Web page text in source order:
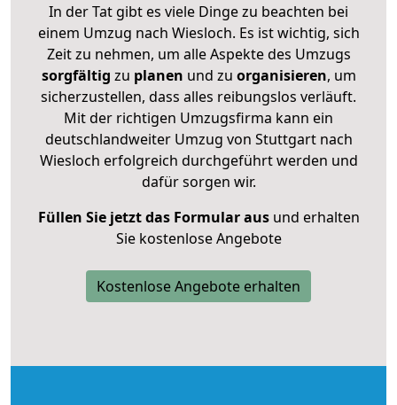
In der Tat gibt es viele Dinge zu beachten bei
einem Umzug nach Wiesloch. Es ist wichtig, sich
Zeit zu nehmen, um alle Aspekte des Umzugs
sorgfältig zu planen und zu organisieren, um
sicherzustellen, dass alles reibungslos verläuft.
Mit der richtigen Umzugsfirma kann ein
deutschlandweiter Umzug von Stuttgart nach
Wiesloch erfolgreich durchgeführt werden und
dafür sorgen wir.
Füllen Sie jetzt das Formular ausund erhalten
Sie kostenlose Angebote
Kostenlose Angebote erhalten